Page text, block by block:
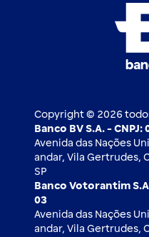
Câmbio e Comércio
Notícias Econômicas
Copyright © 2026
Banco BV S.A. -
Avenida das Nações
andar, Vila Gertrudes,
SP
Banco Votorantim
03
Avenida das Nações
andar, Vila Gertrudes,